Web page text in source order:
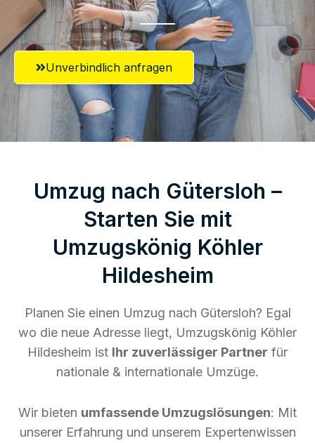
Unverbindlich anfragen
Umzug nach Gütersloh –
Starten Sie mit
Umzugskönig Köhler
Hildesheim
Planen Sie einen Umzug nach Gütersloh? Egal
wo die neue Adresse liegt, Umzugskönig Köhler
Hildesheim ist Ihr zuverlässiger Partner für
nationale & internationale Umzüge.
Wir bieten umfassende Umzugslösungen: Mit
unserer Erfahrung und unserem Expertenwissen